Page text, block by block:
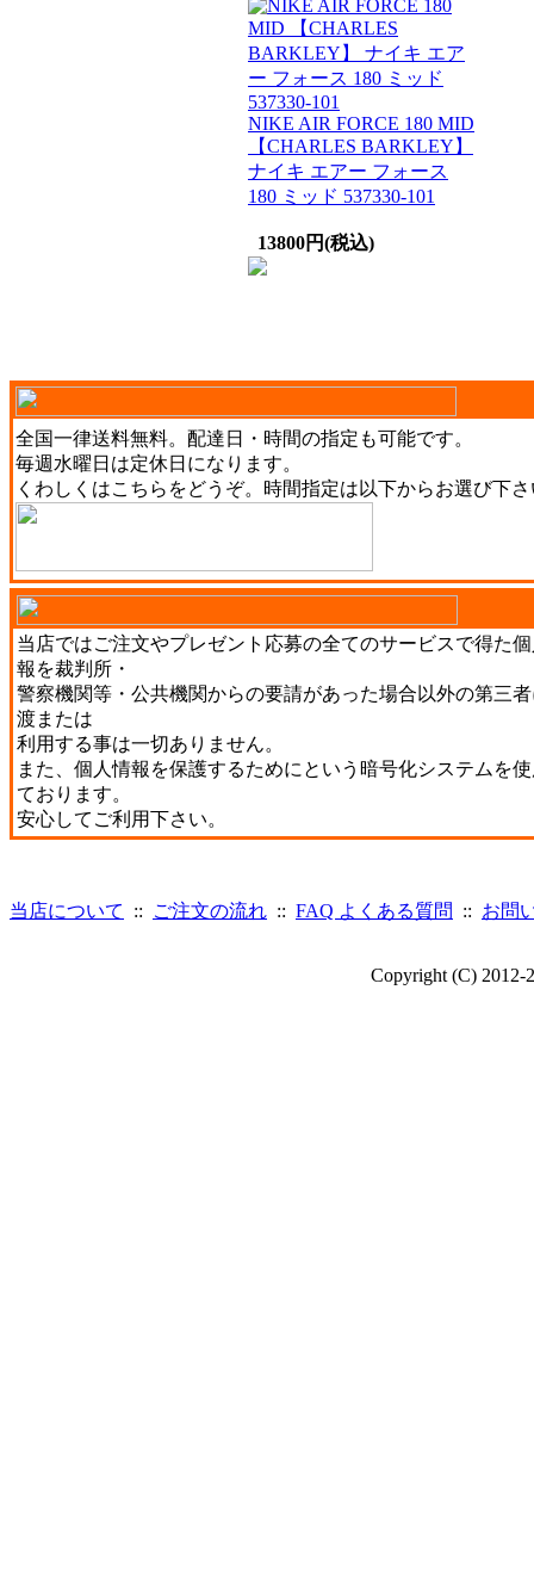
NIKE AIR FORCE 180 MID
【CHARLES BARKLEY】
ナイキ エアー フォース
180 ミッド 537330-101
13800円(税込)
全国一律送料無料。配達日・時間の指定も可能です。
毎週水曜日は定休日になります。
くわしくはこちら をどうぞ。時間指定は以下からお選び下
当店ではご注文やプレゼント応募の全てのサービスで得た
報を裁判所・
警察機関等・公共機関からの要請があった場合以外の第三
渡または
利用する事は一切ありません。
また、個人情報を保護するためにという暗号化システムを
ております。
安心してご利用下さい。
当店について :: ご注文の流れ :: FAQ よくある質問 :: お問
Copyright (C) 2012-